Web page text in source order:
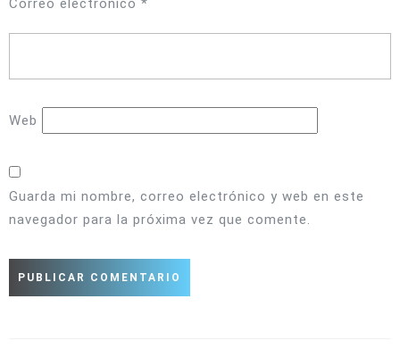
Correo electrónico *
Web
Guarda mi nombre, correo electrónico y web en este
navegador para la próxima vez que comente.